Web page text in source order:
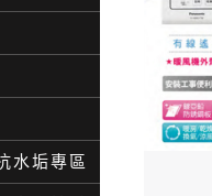
水垢專區